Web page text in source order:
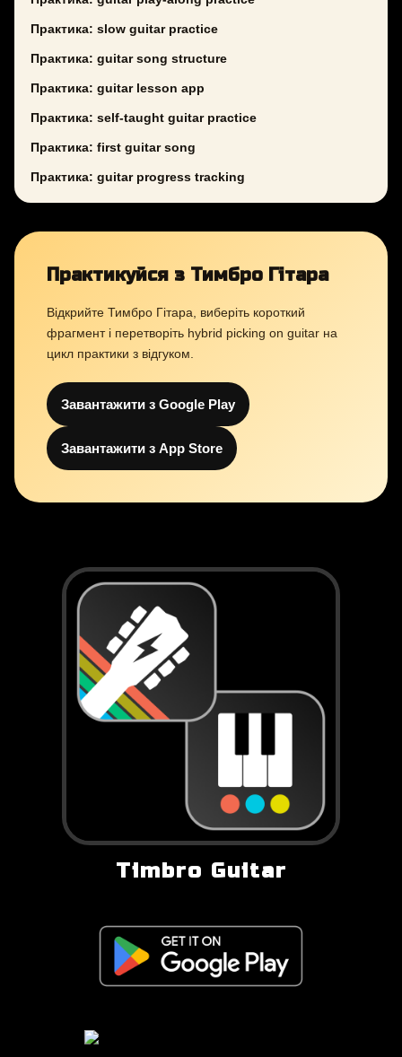
Практика: slow guitar practice
Практика: guitar song structure
Практика: guitar lesson app
Практика: self-taught guitar practice
Практика: first guitar song
Практика: guitar progress tracking
Практикуйся з Тимбро Гітара
Відкрийте Тимбро Гітара, виберіть короткий
фрагмент і перетворіть hybrid picking on guitar на
цикл практики з відгуком.
Завантажити з Google Play
Завантажити з App Store
Timbro Guitar